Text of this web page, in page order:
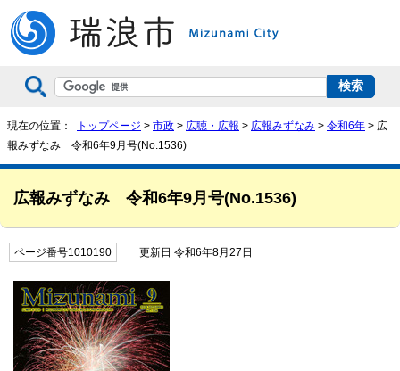
現在の位置： トップページ > 市政 > 広聴・広報 > 広報みずなみ > 令和6年 > 広
報みずなみ 令和6年9月号(No.1536)
広報みずなみ 令和6年9月号(No.1536)
ページ番号1010190 更新日 令和6年8月27日